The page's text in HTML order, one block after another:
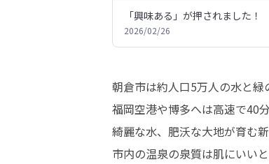
「興味ある」が押されました！
2026/02/26
朝倉市は約人口5万人の水と緑
福岡空港や博多へは高速で40
綺麗な水、肥沃な大地が育む
市内の温泉の泉質は肌にいいと